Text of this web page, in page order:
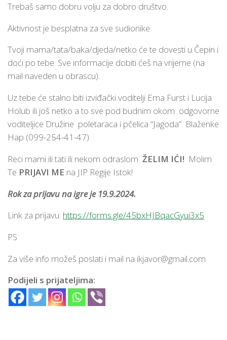
Trebaš samo dobru volju za dobro društvo.
Aktivnost je besplatna za sve sudionike.
Tvoji mama/tata/baka/djeda/netko će te dovesti u Čepin i
doći po tebe. Sve informacije dobiti ćeš na vrijeme (na
mail naveden u obrascu).
Uz tebe će stalno biti izviđački voditelji Ema Furst i Lucija
Holub ili još netko a to sve pod budnim okom odgovorne
voditeljice Družine poletaraca i pčelica “Jagoda” Blaženke
Hap (099-254-41-47)
Reci mami ili tati ili nekom odraslom ŽELIM IĆI! Molim
Te PRIJAVI ME na JIP Regije Istok!
Rok za prijavu na igre je 19.9.2024.
Link za prijavu: https://forms.gle/45bxHJBqacGyui3x5
PS
Za više info možeš poslati i mail na ikjavor@gmail.com
Podijeli s prijateljima: